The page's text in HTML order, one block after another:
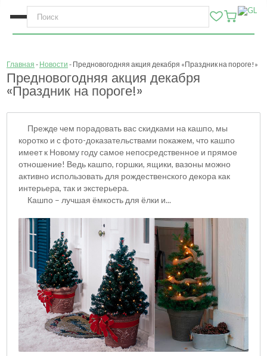
Главная Новости Предновогодняя акция декабря «Праздник на пороге!»
Предновогодняя акция декабря
«Праздник на пороге!»
Прежде чем порадовать вас скидками на кашпо, мы
коротко и с фото-доказательствами покажем, что кашпо
имеет к Новому году самое непосредственное и прямое
отношение! Ведь кашпо, горшки, ящики, вазоны можно
активно использовать для рождественского декора как
интерьера, так и экстерьера.
Кашпо – лучшая ёмкость для ёлки и...